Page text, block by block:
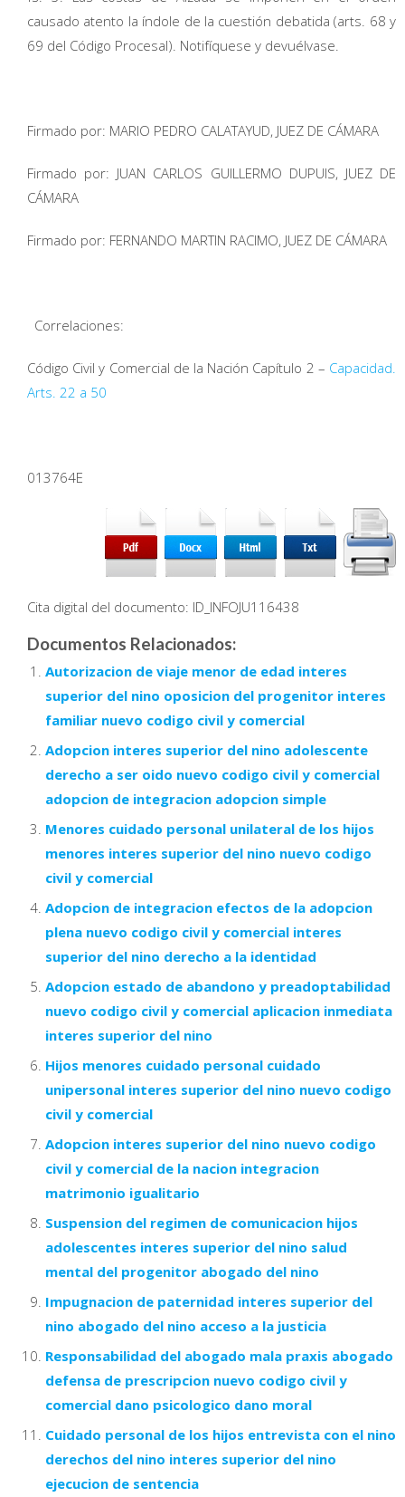
causado atento la índole de la cuestión debatida (arts. 68 y
69 del Código Procesal). Notifíquese y devuélvase.
Firmado por: MARIO PEDRO CALATAYUD, JUEZ DE CÁMARA
Firmado por: JUAN CARLOS GUILLERMO DUPUIS, JUEZ DE
CÁMARA
Firmado por: FERNANDO MARTIN RACIMO, JUEZ DE CÁMARA
Correlaciones:
Código Civil y Comercial de la Nación Capítulo 2 – Capacidad.
Arts. 22 a 50
013764E
Cita digital del documento: ID_INFOJU116438
Documentos Relacionados:
Autorizacion de viaje menor de edad interes
superior del nino oposicion del progenitor interes
familiar nuevo codigo civil y comercial
Adopcion interes superior del nino adolescente
derecho a ser oido nuevo codigo civil y comercial
adopcion de integracion adopcion simple
Menores cuidado personal unilateral de los hijos
menores interes superior del nino nuevo codigo
civil y comercial
Adopcion de integracion efectos de la adopcion
plena nuevo codigo civil y comercial interes
superior del nino derecho a la identidad
Adopcion estado de abandono y preadoptabilidad
nuevo codigo civil y comercial aplicacion inmediata
interes superior del nino
Hijos menores cuidado personal cuidado
unipersonal interes superior del nino nuevo codigo
civil y comercial
Adopcion interes superior del nino nuevo codigo
civil y comercial de la nacion integracion
matrimonio igualitario
Suspension del regimen de comunicacion hijos
adolescentes interes superior del nino salud
mental del progenitor abogado del nino
Impugnacion de paternidad interes superior del
nino abogado del nino acceso a la justicia
Responsabilidad del abogado mala praxis abogado
defensa de prescripcion nuevo codigo civil y
comercial dano psicologico dano moral
Cuidado personal de los hijos entrevista con el nino
derechos del nino interes superior del nino
ejecucion de sentencia